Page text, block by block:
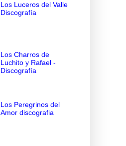
Los Luceros del Valle
Discografía
Los Charros de
Luchito y Rafael -
Discografía
Los Peregrinos del
Amor discografia